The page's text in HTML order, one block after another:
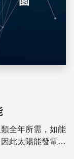
全年所需，如能
此太陽能發電系